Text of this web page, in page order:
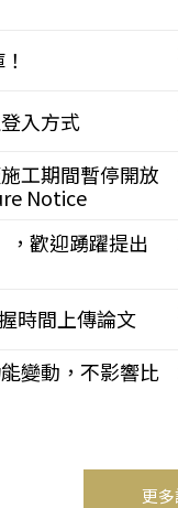
入方式
工期間暫停開放
Notice
，歡迎踴躍提出
時間上傳論文
變動，不影響比
更